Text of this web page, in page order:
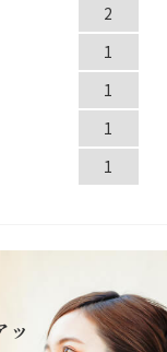
2
1
1
1
1
ッ